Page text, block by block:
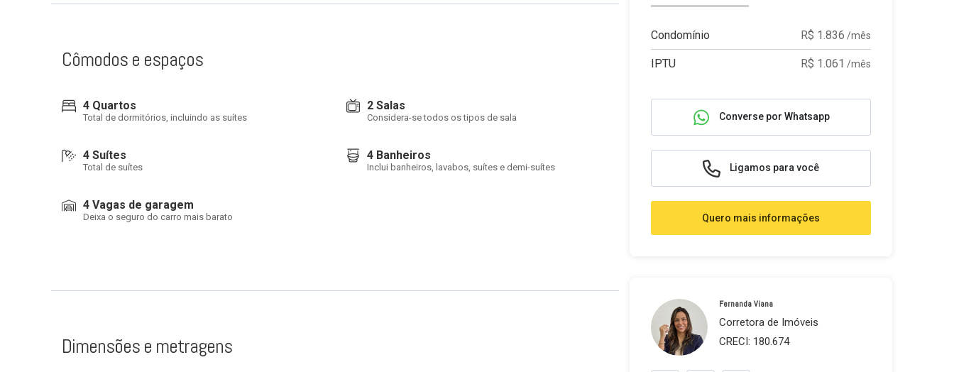
Cômodos e espaços
4 Quartos
Total de dormitórios, incluindo as suítes
2 Salas
Considera-se todos os tipos de sala
4 Suítes
Total de suítes
4 Banheiros
Inclui banheiros, lavabos, suítes e demi-suítes
4 Vagas de garagem
Deixa o seguro do carro mais barato
Dimensões e metragens
Condomínio R$ 1.836 /mês
IPTU R$ 1.061 /mês
Converse por Whatsapp
Ligamos para você
Quero mais informações
Fernanda Viana
Corretora de Imóveis
CRECI: 180.674